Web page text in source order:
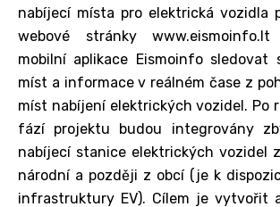
nabíjecí místa pro elektrická vozidla
webové stránky
mobilní aplikace Eismoinfo sledovat
míst a informace v reálném čase z
míst nabíjení elektrických vozidel. Po
fází projektu budou integrovány
nabíjecí stanice elektrických vozidel
národní a později z obcí (je k
infrastruktury EV). Cílem je vytvořit